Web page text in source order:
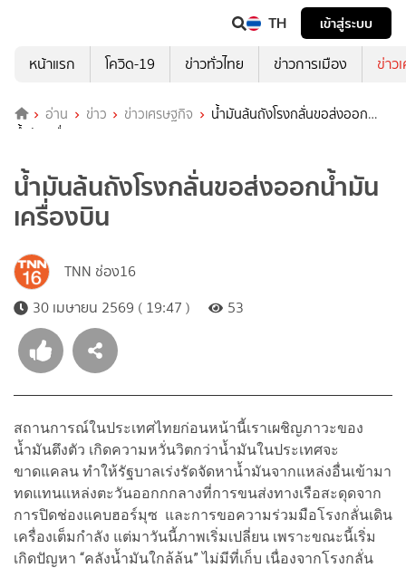
TH
เข้าสู่ระบบ
หน้าแรก
โควิด-19 ข่าวทั่วไทย ข่าวการเมือง ข่าว
อ่าน ข่าว ข่าวเศรษฐกิจ
น้ำมันล้นถังโรงกลั่นขอส่งออก
น้ำมันเครื่องบิน
น้ำมันล้นถังโรงกลั่นขอส่งออกน้ำมัน
เครื่องบิน
TNN ช่อง16
30 เมษายน 2569 ( 19:47 )
53
สถานการณ์ในประเทศไทยก่อนหน้านี้เราเผชิญภาวะของ
น้ำมันตึงตัว เกิดความหวั่นวิตกว่าน้ำมันในประเทศจะ
ขาดแคลน ทำให้รัฐบาลเร่งรัดจัดหาน้ำมันจากแหล่งอื่นเข้ามา
ทดแทนแหล่งตะวันออกกกลางที่การขนส่งทางเรือสะดุดจาก
การปิดช่องแคบฮอร์มุซ และการขอความร่วมมือโรงกลั่นเดิน
เครื่องเต็มกำลัง แต่มาวันนี้ภาพเริ่มเปลี่ยน เพราะขณะนี้เริ่ม
เกิดปัญหา “คลังน้ำมันใกล้ล้น” ไม่มีที่เก็บ เนื่องจากโรงกลั่น